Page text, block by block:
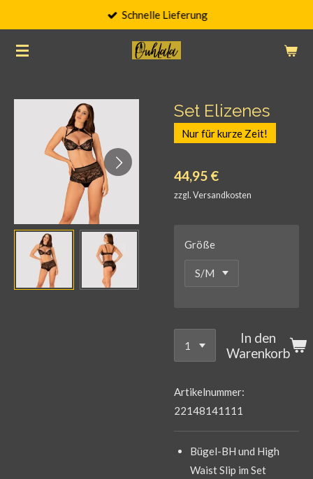
springen
Schnelle Lieferung
Set Elizenes
Nur für kurze Zeit!
44,95 €
zzgl. Versandkosten
Größe
In den
Warenkorb
Artikelnummer:
22148141111
Bügel-BH und High
Waist Slip im Set